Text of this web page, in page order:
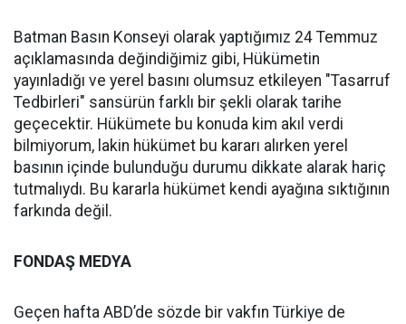
Batman Basın Konseyi olarak yaptığımız 24 Temmuz
açıklamasında değindiğimiz gibi, Hükümetin
yayınladığı ve yerel basını olumsuz etkileyen "Tasarruf
Tedbirleri" sansürün farklı bir şekli olarak tarihe
geçecektir. Hükümete bu konuda kim akıl verdi
bilmiyorum, lakin hükümet bu kararı alırken yerel
basının içinde bulunduğu durumu dikkate alarak hariç
tutmalıydı. Bu kararla hükümet kendi ayağına sıktığının
farkında değil.
FONDAŞ MEDYA
Geçen hafta ABD’de sözde bir vakfın Türkiye de